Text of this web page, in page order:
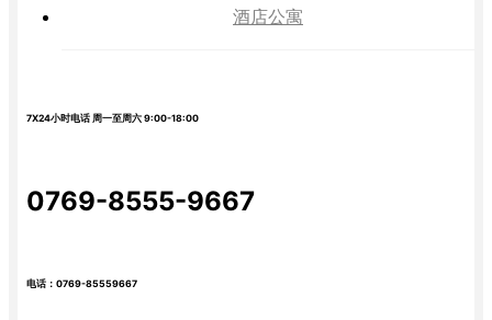
酒店公寓
7X24小时电话 周一至周六 9:00-18:00
0769-8555-9667
电话：0769-85559667